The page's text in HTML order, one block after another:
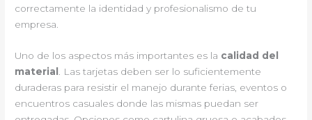
correctamente la identidad y profesionalismo de tu
empresa.
Uno de los aspectos más importantes es la calidad del
material
. Las tarjetas deben ser lo suficientemente
duraderas para resistir el manejo durante ferias, eventos o
encuentros casuales donde las mismas puedan ser